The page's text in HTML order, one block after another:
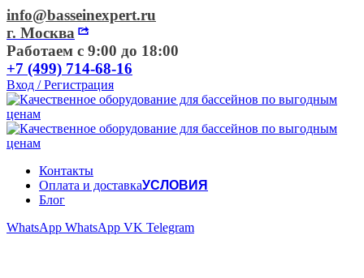
info@basseinexpert.ru
г. Москва
Работаем с 9:00 до 18:00
+7 (499) 714-68-16
Вход / Регистрация
Контакты
Оплата и доставкаУСЛОВИЯ
Блог
WhatsApp WhatsApp VK Telegram